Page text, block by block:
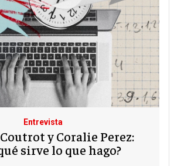
Entrevista
y Coralie Perez:
sirve lo que hago?